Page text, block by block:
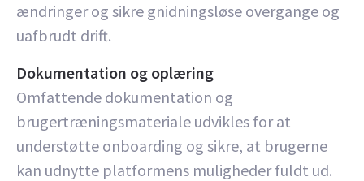
ændringer og sikre gnidningsløse overgange og
uafbrudt drift.
Dokumentation og oplæring
Omfattende dokumentation og
brugertræningsmateriale udvikles for at
understøtte onboarding og sikre, at brugerne
kan udnytte platformens muligheder fuldt ud.